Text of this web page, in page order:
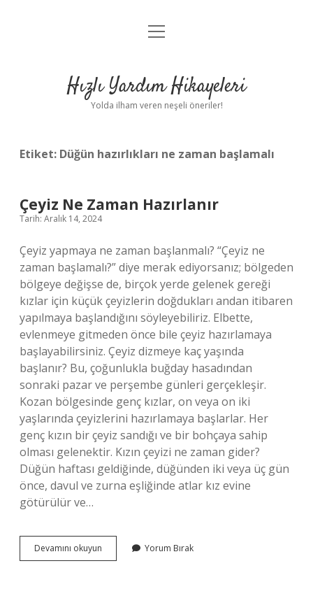
Anasayfa
Yasal Uyarı
menüyü
Hızlı Yardım Hikayeleri
Yolda ilham veren neşeli öneriler!
Etiket: Düğün hazırlıkları ne zaman başlamalı
Çeyiz Ne Zaman Hazırlanır
Tarih: Aralık 14, 2024
Çeyiz yapmaya ne zaman başlanmalı? “Çeyiz ne
zaman başlamalı?” diye merak ediyorsanız; bölgeden
bölgeye değişse de, birçok yerde gelenek gereği
kızlar için küçük çeyizlerin doğdukları andan itibaren
yapılmaya başlandığını söyleyebiliriz. Elbette,
evlenmeye gitmeden önce bile çeyiz hazırlamaya
başlayabilirsiniz. Çeyiz dizmeye kaç yaşında
başlanır? Bu, çoğunlukla buğday hasadından
sonraki pazar ve perşembe günleri gerçekleşir.
Kozan bölgesinde genç kızlar, on veya on iki
yaşlarında çeyizlerini hazırlamaya başlarlar. Her
genç kızın bir çeyiz sandığı ve bir bohçaya sahip
olması gelenektir. Kızın çeyizi ne zaman gider?
Düğün haftası geldiğinde, düğünden iki veya üç gün
önce, davul ve zurna eşliğinde atlar kız evine
götürülür ve…
Devamını okuyun
Ne
Yorum Bırak